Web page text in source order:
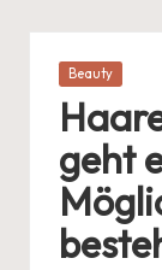
Posted
Beauty
geht